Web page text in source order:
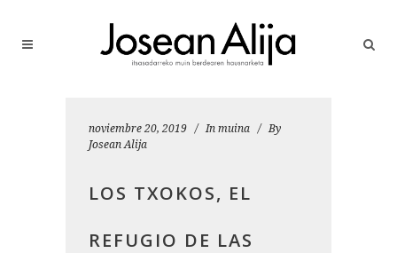
noviembre 20, 2019 Inmuina
By
Josean Alija
LOS TXOKOS, EL
REFUGIO DE LAS